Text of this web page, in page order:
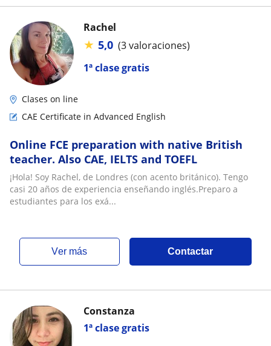
1ª clase gratis
Rachel
★ 5,0 (3 valoraciones)
Clases on line
CAE Certificate in Advanced English
Online FCE preparation with native British
teacher. Also CAE, IELTS and TOEFL
¡Hola! Soy Rachel, de Londres (con acento británico). Tengo
casi 20 años de experiencia enseñando inglés.Preparo a
estudiantes para los exá...
ver más Contactar
1ª clase gratis
Constanza